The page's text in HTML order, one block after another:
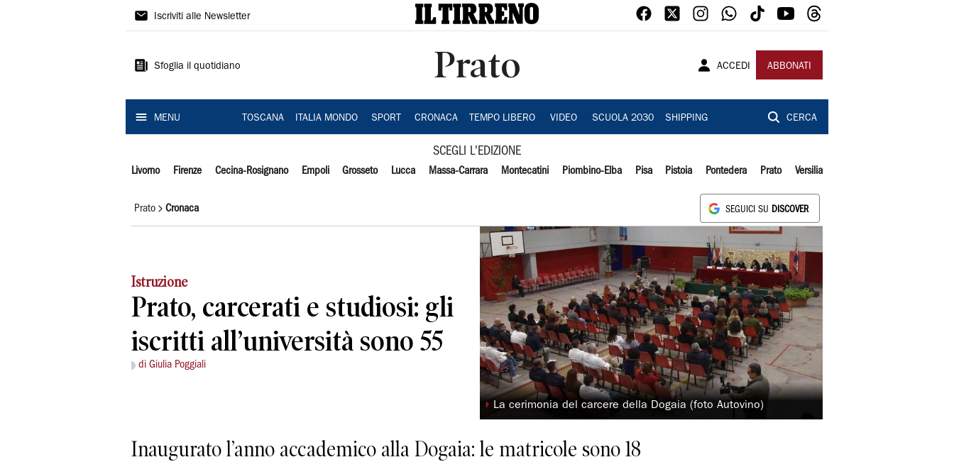
Il
Iscriviti alle Newsletter
Sfoglia il quotidiano Prato ACCEDI ABBONATI
MENU TOSCANA ITALIA MONDO SPORT CRONACA TEMPO LIBERO VIDEO SCUOLA 2030 SHIPPING CERCA
SCEGLI L'EDIZIONE
Livorno Firenze Cecina-Rosignano Empoli Grosseto Lucca Massa-Carrara Montecatini Piombino-Elba Pisa Pistoia Pontedera Prato Versilia
Prato Cronaca SEGUICI SU DISCOVER
Istruzione
Prato, carcerati e studiosi: gli
iscritti all’università sono 55
di Giulia Poggiali
◗ La cerimonia del carcere della Dogaia (foto Autovino)
Inaugurato l’anno accademico alla Dogaia: le matricole sono 18